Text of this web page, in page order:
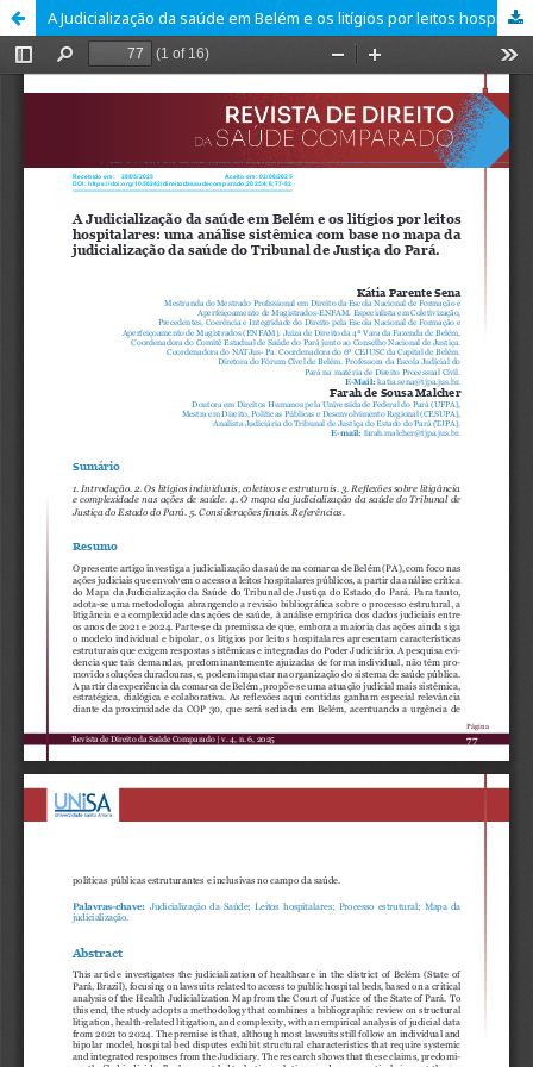
A Judicialização da saúde em Belém e os litígios por leitos hospitalares